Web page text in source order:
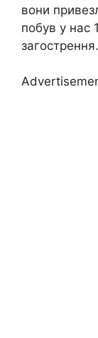
вони
побув у нас
загострення.